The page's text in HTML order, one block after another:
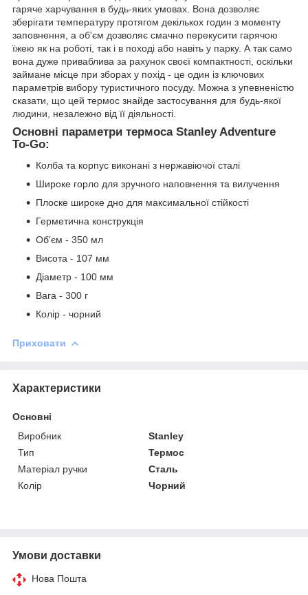
гаряче харчування в будь-яких умовах. Вона дозволяє
зберігати температуру протягом декількох годин з моменту
заповнення, а об'єм дозволяє смачно перекусити гарячою
їжею як на роботі, так і в поході або навіть у парку. А так само
вона дуже приваблива за рахунок своєї компактності, оскільки
займане місце при зборах у похід - це один із ключових
параметрів вибору туристичного посуду. Можна з упевненістю
сказати, що цей термос знайде застосування для будь-якої
людини, незалежно від її діяльності.
Основні параметри термоса Stanley Adventure
To-Go:
Колба та корпус виконані з нержавіючої сталі
Широке горло для зручного наповнення та вилучення
Плоске широке дно для максимальної стійкості
Герметична конструкція
Об'єм - 350 мл
Висота - 107 мм
Діаметр - 100 мм
Вага - 300 г
Колір - чорний
Приховати
Характеристики
Основні
Виробник
Stanley
Тип
Термос
Матеріал ручки
Сталь
Колір
Чорний
Умови доставки
Нова Пошта